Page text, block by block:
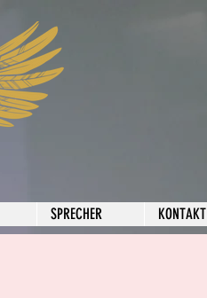
SPRECHER KONTAKT